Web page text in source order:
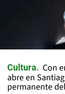
Cultura
Con
abre en
permanente